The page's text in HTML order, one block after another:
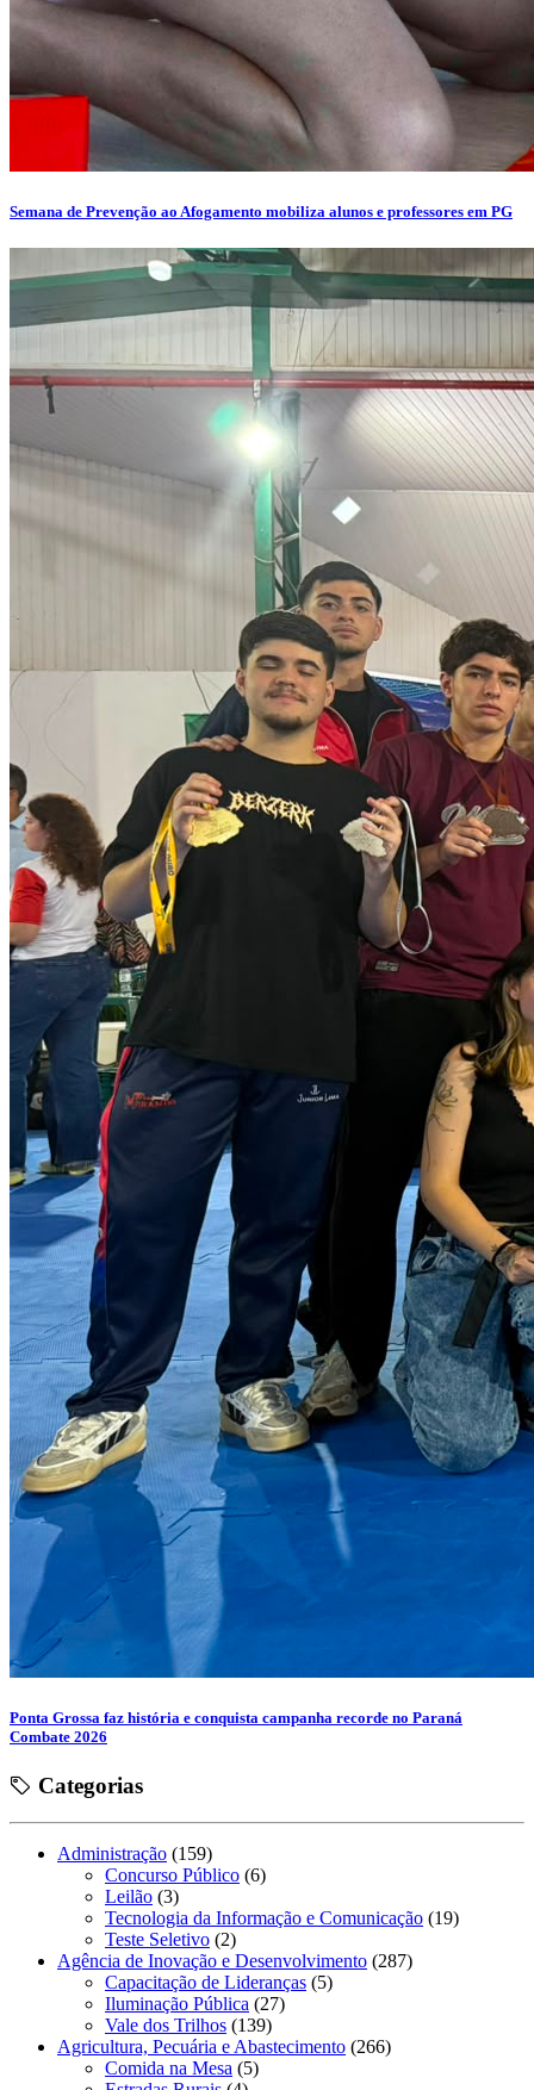
Semana de Prevenção ao Afogamento mobiliza alunos e professores em PG
Ponta Grossa faz história e conquista campanha recorde no Paraná
Combate 2026
Categorias
Administração (159)
Concurso Público (6)
Leilão (3)
Tecnologia da Informação e Comunicação (19)
Teste Seletivo (2)
Agência de Inovação e Desenvolvimento (287)
Capacitação de Lideranças (5)
Iluminação Pública (27)
Vale dos Trilhos (139)
Agricultura, Pecuária e Abastecimento (266)
Comida na Mesa (5)